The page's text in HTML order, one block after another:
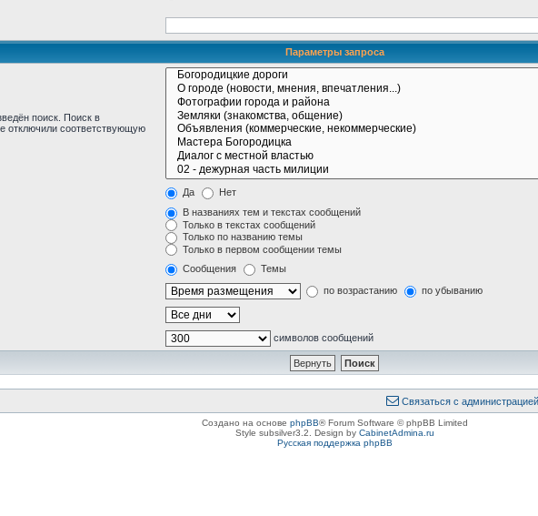
Параметры запроса
поиск. Поиск в
отключили соответствующую
Да Нет
В названиях тем и текстах сообщений
Только в текстах сообщений
Только по названию темы
Только в первом сообщении темы
Сообщения Темы
по возрастанию по убыванию
символов сообщений
Связаться с администрацией
Создано на основе phpBB® Forum Software © phpBB Limited
Style subsilver3.2. Design by CabinetAdmina.ru
Русская поддержка phpBB